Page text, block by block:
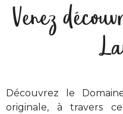
Venez
Découvrez le
originale, à travers